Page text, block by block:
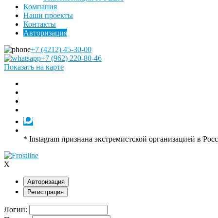
Компания
Наши проекты
Контакты
Авторизация
+7 (4212) 45-30-00
+7 (962) 220-80-46
Показать на карте
* Instagram признана экстремистской организацией в
X
Авторизация
Регистрация
Логин: